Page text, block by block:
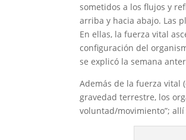
sometidos a los flujos y
arriba y hacia abajo. Las
En ellas, la fuerza vital
configuración del
se explicó la semana
Además de la fuerza vital
gravedad terrestre, los
voluntad/movimiento”;